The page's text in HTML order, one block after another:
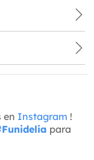
en Instagram !
para